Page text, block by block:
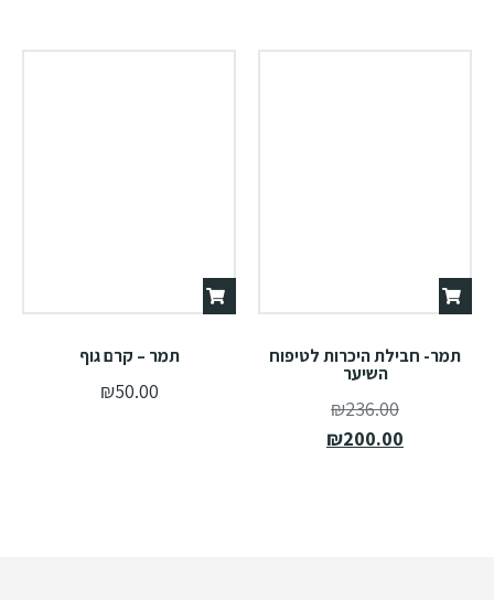
תמר- חבילת היכרות לטיפוח
השיער
₪236.00
₪200.00
תמר – קרם גוף
₪50.00